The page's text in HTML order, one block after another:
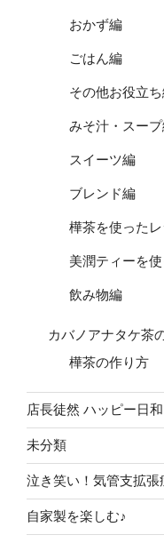
おかず編
ごはん編
その他お役立
みそ汁・スー
スイーツ編
ブレンド編
樺茶を使った
美潤ティーを
飲み物編
カバノアナタケ茶
樺茶の作り方
店長徒然 ハッピー日
未分類
泣き笑い！気管支拡
自家製を楽しむ♪